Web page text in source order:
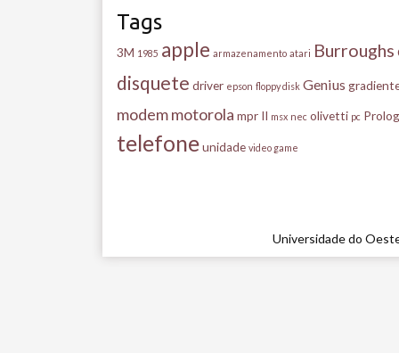
Tags
3M 1985 apple armazenamento atari Burroughs
disquete driver epson floppy disk Genius
modemmotorola mpr II msx nec olivetti pc
telefoneunidade video game
Universidade do